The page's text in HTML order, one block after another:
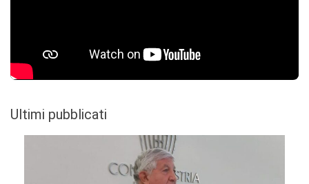
Ultimi pubblicati